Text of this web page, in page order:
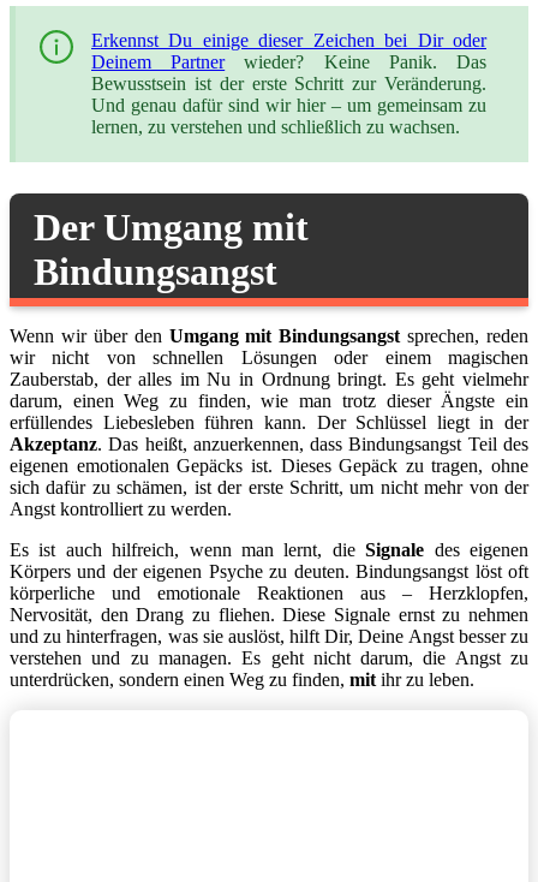
Erkennst Du einige dieser Zeichen bei Dir oder
Deinem Partnerwieder? Keine Panik. Das
Bewusstsein ist der erste Schritt zur Veränderung.
Und genau dafür sind wir hier – um gemeinsam zu
lernen, zu verstehen und schließlich zu wachsen.
Der Umgang mit
Bindungsangst
Wenn wir über den Umgang mit Bindungsangst sprechen, reden
wir nicht von schnellen Lösungen oder einem magischen
Zauberstab, der alles im Nu in Ordnung bringt. Es geht vielmehr
darum, einen Weg zu finden, wie man trotz dieser Ängste ein
erfüllendes Liebesleben führen kann. Der Schlüssel liegt in der
Akzeptanz. Das heißt, anzuerkennen, dass Bindungsangst Teil des
eigenen emotionalen Gepäcks ist. Dieses Gepäck zu tragen, ohne
sich dafür zu schämen, ist der erste Schritt, um nicht mehr von der
Angst kontrolliert zu werden.
Es ist auch hilfreich, wenn man lernt, dieSignale des eigenen
Körpers und der eigenen Psyche zu deuten. Bindungsangst löst oft
körperliche und emotionale Reaktionen aus – Herzklopfen,
Nervosität, den Drang zu fliehen. Diese Signale ernst zu nehmen
und zu hinterfragen, was sie auslöst, hilft Dir, Deine Angst besser zu
verstehen und zu managen. Es geht nicht darum, die Angst zu
unterdrücken, sondern einen Weg zu finden, mit ihr zu leben.